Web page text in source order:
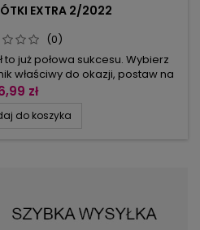
EXTRA 2/2022
(0)
już połowa sukcesu. Wybierz
właściwy do okazji, postaw na
z owocami lub słodkościami
kwiatami, z jelonkami,
zł
do koszyka